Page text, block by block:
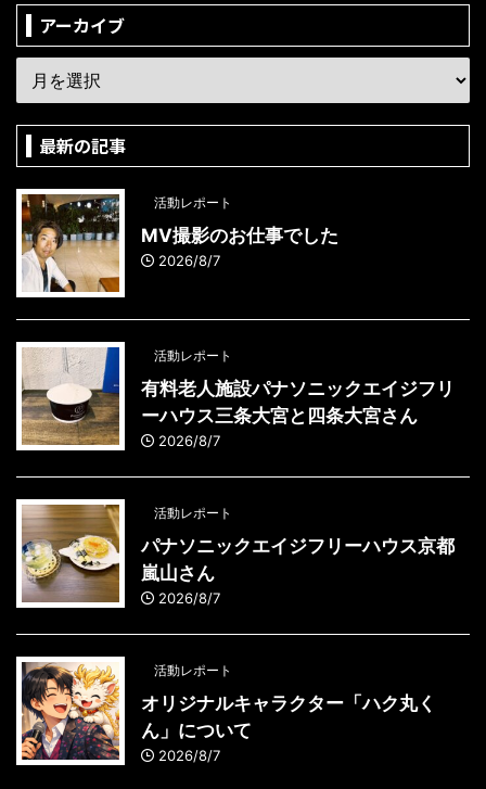
アーカイブ
最新の記事
活動レポート
MV撮影のお仕事でした
2026/8/7
活動レポート
有料老人施設パナソニックエイジフリ
ーハウス三条大宮と四条大宮さん
2026/8/7
活動レポート
パナソニックエイジフリーハウス京都
嵐山さん
2026/8/7
活動レポート
オリジナルキャラクター「ハク丸く
ん」について
2026/8/7